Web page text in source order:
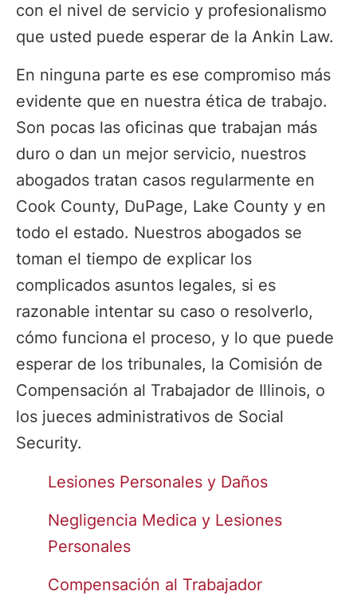
con el nivel de servicio y profesionalismo
que usted puede esperar de la Ankin Law.
En ninguna parte es ese compromiso más
evidente que en nuestra ética de trabajo.
Son pocas las oficinas que trabajan más
duro o dan un mejor servicio, nuestros
abogados tratan casos regularmente en
Cook County, DuPage, Lake County y en
todo el estado. Nuestros abogados se
toman el tiempo de explicar los
complicados asuntos legales, si es
razonable intentar su caso o resolverlo,
cómo funciona el proceso, y lo que puede
esperar de los tribunales, la Comisión de
Compensación al Trabajador de Illinois, o
los jueces administrativos de Social
Security.
Lesiones Personales y Daños
Negligencia Medica y Lesiones
Personales
Compensación al Trabajador